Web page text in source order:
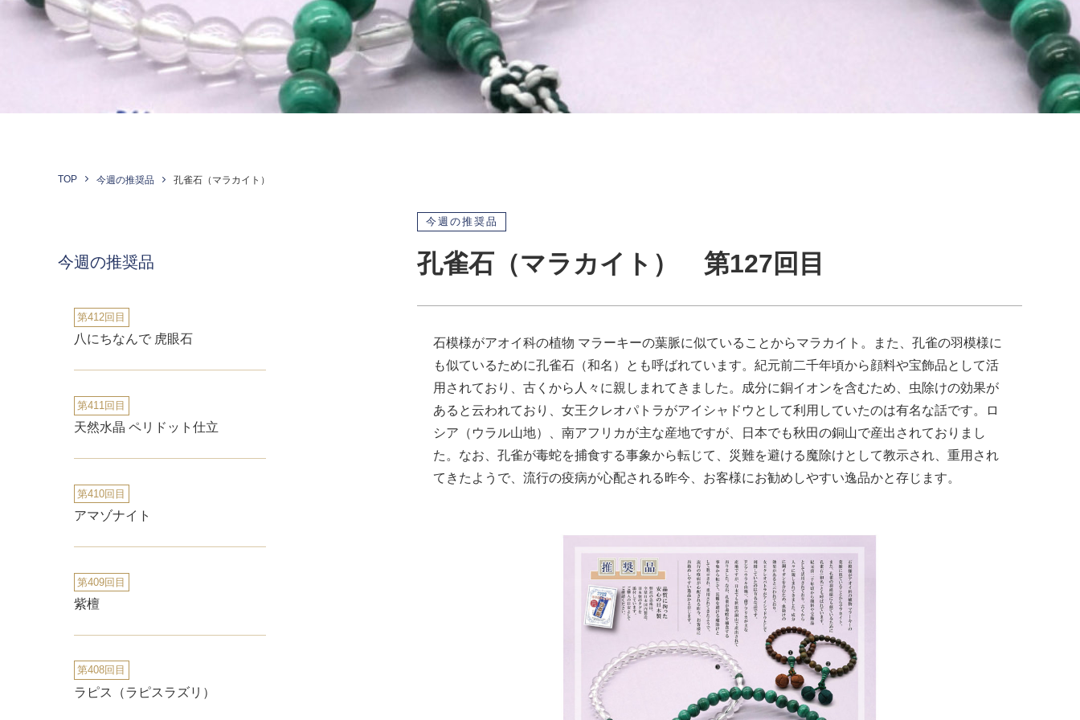
TOP 今週の推奨品 孔雀石（マラカイト）
今週の推奨品
孔雀石（マラカイト） 第127回目
石模様がアオイ科の植物 マラーキーの葉脈に似ていることからマラカイト。また、孔雀の羽模様に
も似ているために孔雀石（和名）とも呼ばれています。紀元前二千年頃から顔料や宝飾品として活
用されており、古くから人々に親しまれてきました。成分に銅イオンを含むため、虫除けの効果が
あると云われており、女王クレオパトラがアイシャドウとして利用していたのは有名な話です。ロ
シア（ウラル山地）、南アフリカが主な産地ですが、日本でも秋田の銅山で産出されておりまし
た。なお、孔雀が毒蛇を捕食する事象から転じて、災難を避ける魔除けとして教示され、重用され
てきたようで、流行の疫病が心配される昨今、お客様にお勧めしやすい逸品かと存じます。
今週の推奨品
第412回目
八にちなんで 虎眼石
第411回目
天然水晶 ペリドット仕立
第410回目
アマゾナイト
第409回目
紫檀
第408回目
ラピス（ラピスラズリ）